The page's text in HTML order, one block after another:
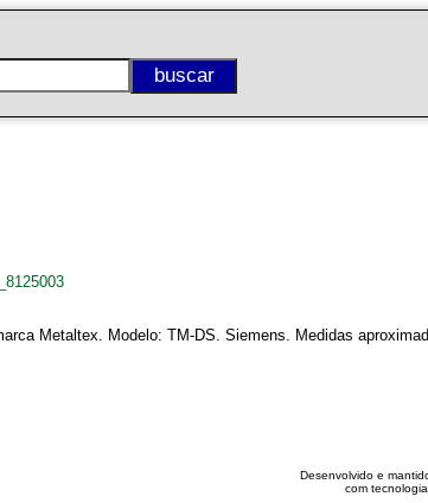
Metaltex. Modelo: TM-DS. Siemens. Medidas
Desenvolvido e
com